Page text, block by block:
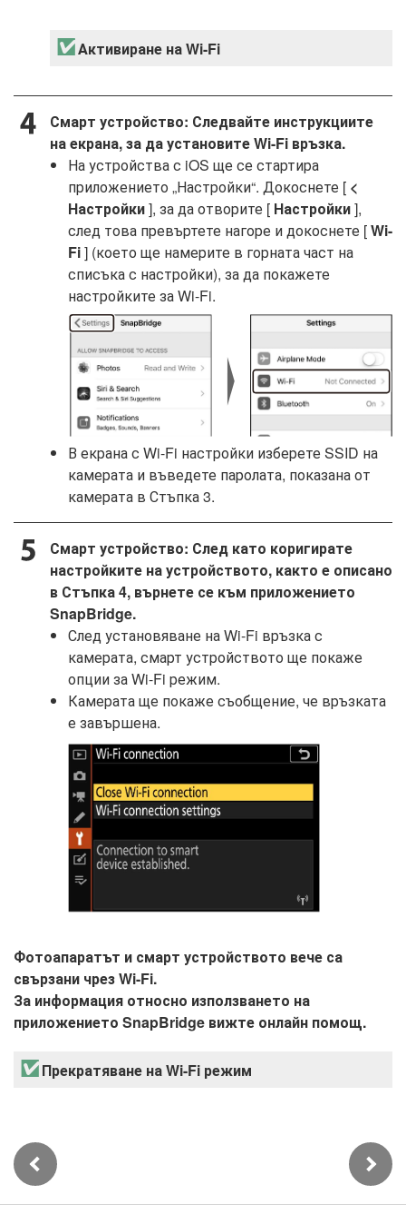
Активиране на Wi-Fi
Смарт устройство: Следвайте инструкциите
на екрана, за да установите Wi-Fi връзка.
На устройства с iOS ще се стартира
приложението „Настройки“. Докоснете [ <
Настройки], за да отворите [ Настройки],
след това превъртете нагоре и докоснете [Wi-
Fi] (което ще намерите в горната част на
списъка с настройки), за да покажете
настройките за Wi-Fi.
В екрана с Wi-Fi настройки изберете SSID на
камерата и въведете паролата, показана от
камерата в Стъпка 3.
Смарт устройство: След като коригирате
настройките на устройството, както е описано
в Стъпка 4, върнете се към приложението
SnapBridge.
След установяване на Wi-Fi връзка с
камерата, смарт устройството ще покаже
опции за Wi-Fi режим.
Камерата ще покаже съобщение, че връзката
е завършена.
Фотоапаратът и смарт устройството вече са
свързани чрез Wi-Fi.
За информация относно използването на
приложението SnapBridge вижте онлайн помощ.
Прекратяване на Wi-Fi режим